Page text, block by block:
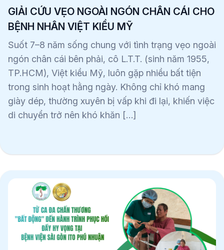
GIẢI CỨU VẸO NGOÀI NGÓN CHÂN CÁI CHO
BỆNH NHÂN VIỆT KIỀU MỸ
Suốt 7–8 năm sống chung với tình trạng vẹo ngoài
ngón chân cái bên phải, cô L.T.T. (sinh năm 1955,
TP.HCM), Việt kiều Mỹ, luôn gặp nhiều bất tiện
trong sinh hoạt hằng ngày. Không chỉ khó mang
giày dép, thường xuyên bị vấp khi đi lại, khiến việc
di chuyển trở nên khó khăn […]